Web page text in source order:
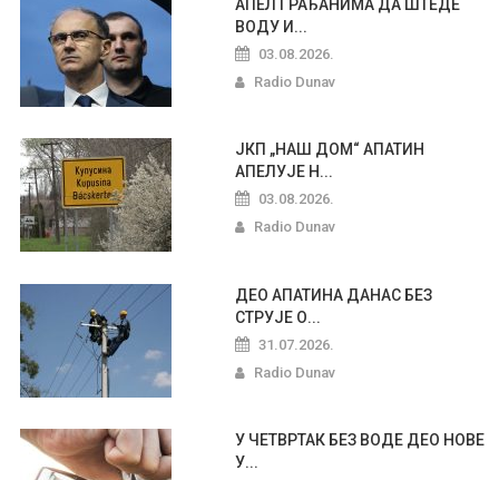
АПЕЛ ГРАЂАНИМА ДА ШТЕДЕ
ВОДУ И...
03.08.2026.
Radio Dunav
ЈКП „НАШ ДОМ“ АПАТИН
АПЕЛУЈЕ Н...
03.08.2026.
Radio Dunav
ДЕО АПАТИНА ДАНАС БЕЗ
СТРУЈЕ О...
31.07.2026.
Radio Dunav
У ЧЕТВРТАК БЕЗ ВОДЕ ДЕО НОВЕ
У...